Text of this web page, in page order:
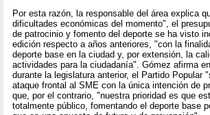
Por esta razón, la responsable del área explica
dificultades económicas del momento", el
de patrocinio y fomento del deporte se ha visto
edición respecto a años anteriores, "con la
deporte base en la ciudad y, por extensión, la
actividades para la ciudadanía". Gómez afirma
durante la legislatura anterior, el Partido Popular
ataque frontal al SME con la única intención de
que, por el contrario, "nuestra prioridad es que
totalmente público, fomentando el deporte base